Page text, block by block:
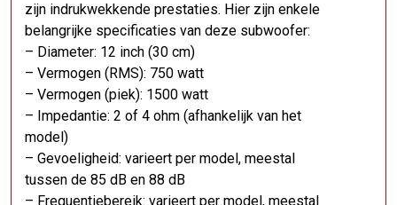
zijn indrukwekkende prestaties. Hier zijn enkele
belangrijke specificaties van deze subwoofer:
– Diameter: 12 inch (30 cm)
– Vermogen (RMS): 750 watt
– Vermogen (piek): 1500 watt
– Impedantie: 2 of 4 ohm (afhankelijk van het
model)
– Gevoeligheid: varieert per model, meestal
tussen de 85 dB en 88 dB
– Frequentiebereik: varieert per model, meestal